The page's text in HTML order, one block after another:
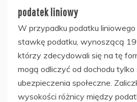
podatek liniowy
W przypadku podatku
stawkę podatku, wynoszącą
którzy zdecydowali się na tę
mogą odliczyć od dochodu tylko
ubezpieczenia społeczne.
wysokości różnicy między